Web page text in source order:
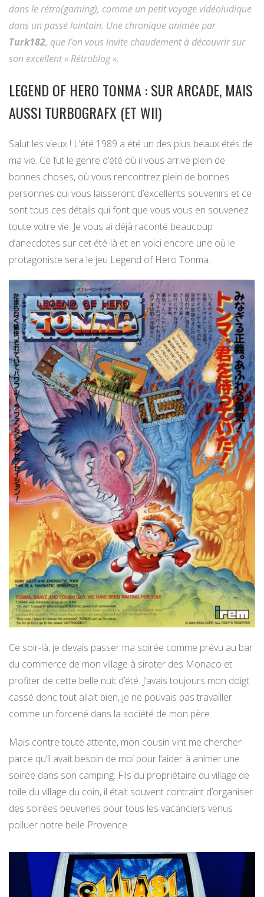
dans le rétro(gaming), comme un petit voyage vidéoludique
dans un passé lointain. Une chronique animée par
Turk182, que l’on vous invite chaudement à découvrir sur
son excellent « Rétroblog ».
LEGEND OF HERO TONMA : SUR ARCADE, MAIS
AUSSI TURBOGRAFX (ET WII)
Salut les vieux ! L’été 1989 a été un des plus beaux étés de
ma vie. Ce fut le genre d’été où il vous arrive plein de
bonnes choses, où vous rencontrez plein de bonnes
personnes qui vous laisseront d’excellents souvenirs et ce
sont tous ces détails qui font que vous vous en souvenez
toute votre vie. Je vous ai déjà raconté beaucoup
d’anecdotes sur cet été-là et en voici encore une où le
protagoniste sera le jeu Legend of Hero Tonma.
Ce soir-là, je devais passer ma soirée comme prévu au bar
du commerce de mon village à siroter des Monaco et
profiter de cette belle nuit d’été. J’avais toujours mon doigt
cassé donc tout allait bien, je ne pouvais pas travailler
comme un forcené dans la société de mon père.
Mais contre toute attente, mon cousin vint me chercher
parce qu’il avait besoin de moi pour l’aider à animer une
soirée dans son camping. Fils du propriétaire du village de
toile du village du coin, il était souvent contraint d’organiser
des soirées beuveries pour tous les vacanciers venus
polluer notre belle Provence.